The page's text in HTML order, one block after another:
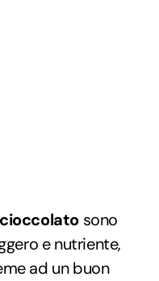
sono
e nutriente,
ad un buon